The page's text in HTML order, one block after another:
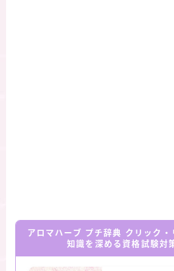
アロマハーブ プチ辞典 クリック・
知識を深める資格試験対